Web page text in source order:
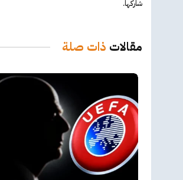
شاركها.
مقالات ذات صلة